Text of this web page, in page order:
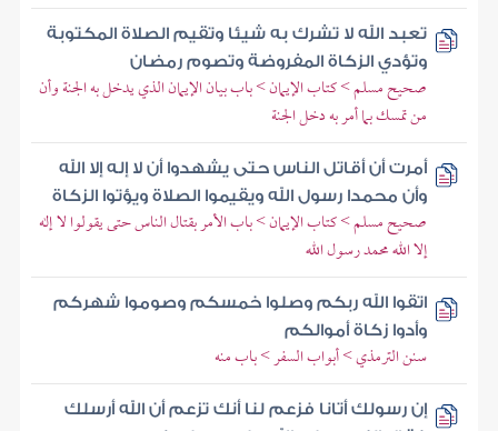
تعبد الله لا تشرك به شيئا وتقيم الصلاة المكتوبة
وتؤدي الزكاة المفروضة وتصوم رمضان
صحيح مسلم > كتاب الإيمان > باب بيان الإيمان الذي يدخل به الجنة وأن
من تمسك بما أمر به دخل الجنة
أمرت أن أقاتل الناس حتى يشهدوا أن لا إله إلا الله
وأن محمدا رسول الله ويقيموا الصلاة ويؤتوا الزكاة
صحيح مسلم > كتاب الإيمان > باب الأمر بقتال الناس حتى يقولوا لا إله
إلا الله محمد رسول الله
اتقوا الله ربكم وصلوا خمسكم وصوموا شهركم
وأدوا زكاة أموالكم
سنن الترمذي > أبواب السفر > باب منه
إن رسولك أتانا فزعم لنا أنك تزعم أن الله أرسلك